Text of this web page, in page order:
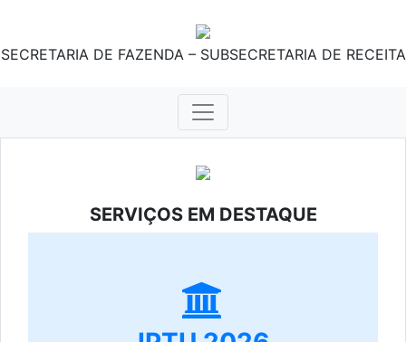
SECRETARIA DE FAZENDA – SUBSECRETARIA DE RECEITA
SERVIÇOS EM DESTAQUE